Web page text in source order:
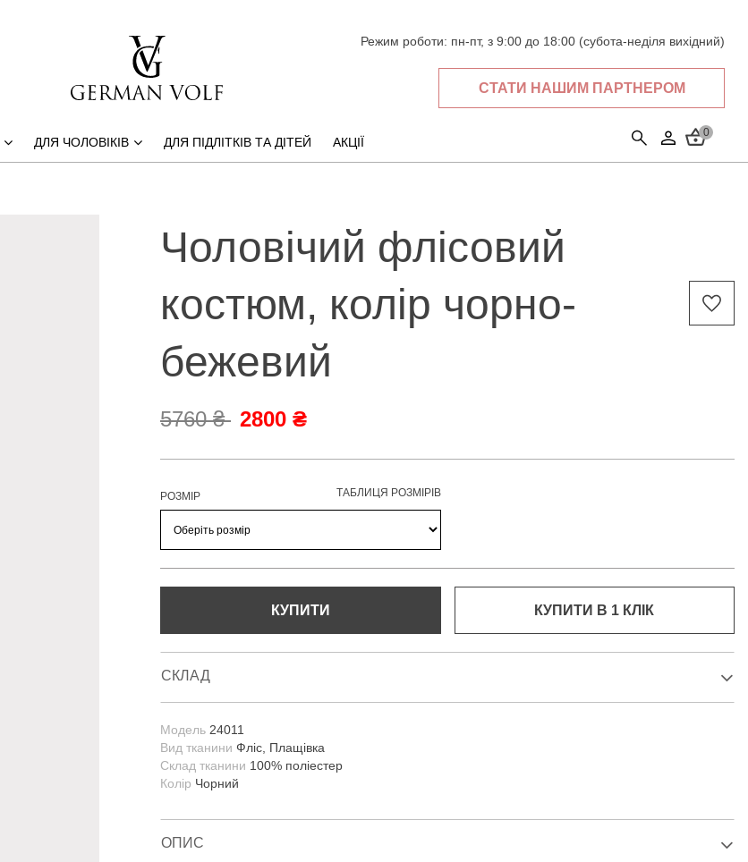
Режим роботи: пн-пт, з 9:00 до 18:00 (субота-неділя вихідний)
СТАТИ НАШИМ ПАРТНЕРОМ
0
ДЛЯ ЧОЛОВІКІВ ДЛЯ ПІДЛІТКІВ ТА ДІТЕЙ АКЦІЇ
Чоловічий флісовий
костюм, колір чорно-
бежевий
5760 ₴ 2800 ₴
РОЗМІР ТАБЛИЦЯ РОЗМІРІВ
КУПИТИ КУПИТИ В 1 КЛIК
СКЛАД
Модель 24011
Вид тканини Фліс, Плащівка
Склад тканини 100% поліестер
Колір Чорний
ОПИС